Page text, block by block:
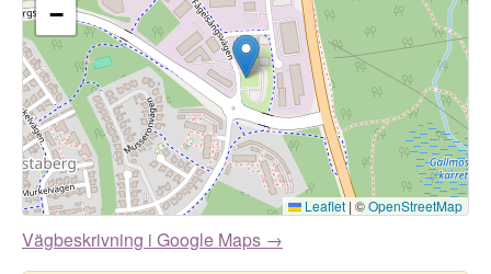
−
Leaflet | ©OpenStreetMap
Vägbeskrivning i Google Maps →